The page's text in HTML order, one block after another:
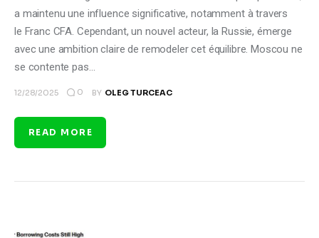
a maintenu une influence significative, notamment à travers
le Franc CFA. Cependant, un nouvel acteur, la Russie, émerge
avec une ambition claire de remodeler cet équilibre. Moscou ne
se contente pas…
12/28/2025 0 BY OLEG TURCEAC
READ MORE